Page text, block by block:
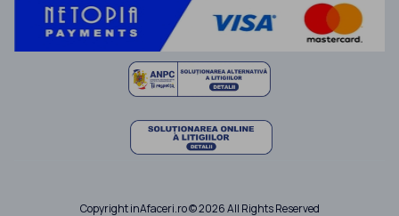
Copyright inAfaceri.ro © 2026 All Rights Reserved